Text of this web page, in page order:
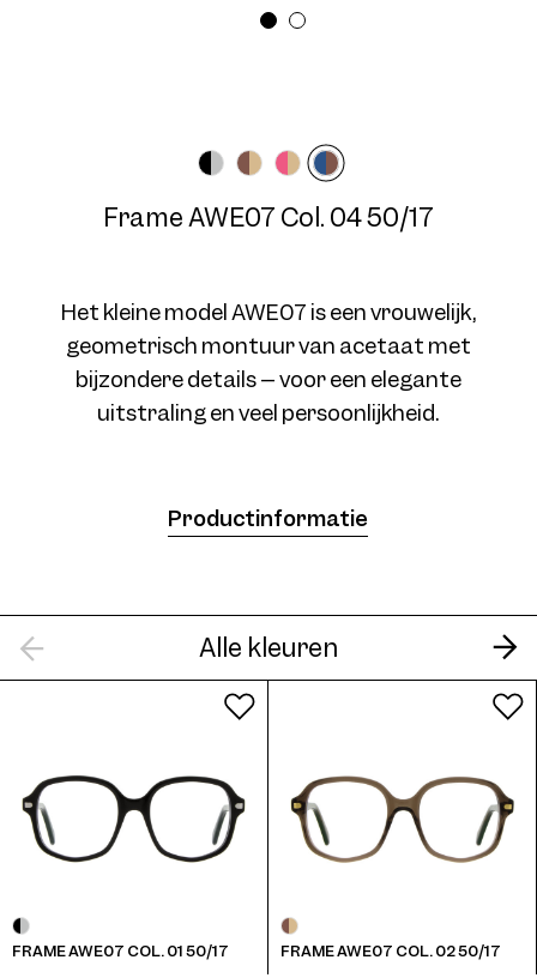
Frame AWE07 Col. 04 50/17
Het kleine model AWE07 is een vrouwelijk,
geometrisch montuur van acetaat met
bijzondere details – voor een elegante
uitstraling en veel persoonlijkheid.
Productinformatie
Alle kleuren
FRAME AWE07 COL. 01 50/17 FRAME AWE07 COL. 02 50/17
Frame AWE07 Col. 03 50/17
Frame AWE07 Col. 04 50/17